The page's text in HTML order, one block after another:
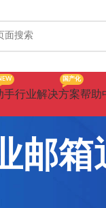
手行业解决方案
国产化
帮助
邮